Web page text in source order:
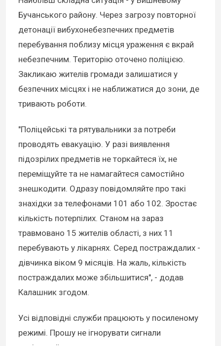
Бучанського району. Через загрозу повторної
детонації вибухонебезпечних предметів
перебування поблизу місця ураження є вкрай
небезпечним. Територію оточено поліцією.
Закликаю жителів громади залишатися у
безпечних місцях і не наближатися до зони, де
тривають роботи.
"Поліцейські та рятувальники за потреби
проводять евакуацію. У разі виявлення
підозрілих предметів не торкайтеся їх, не
переміщуйте та не намагайтеся самостійно
знешкодити. Одразу повідомляйте про такі
знахідки за телефонами 101 або 102. Зростає
кількість потерпілих. Станом на зараз
травмовано 15 жителів області, з них 11
перебувають у лікарнях. Серед постраждалих -
дівчинка віком 9 місяців. На жаль, кількість
постраждалих може збільшитися", - додав
Калашник згодом.
Усі відповідні служби працюють у посиленому
режимі. Прошу не ігнорувати сигнали